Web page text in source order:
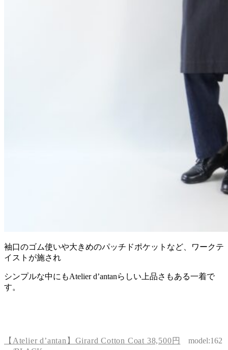
袖口のゴム使いや大きめのパッチドポケットなど、ワークテ
イストが施され
シンプルな中にもAtelier d’antanらしい上品さもある一着で
す。
【Atelier d’antan】Girard Cotton Coat 38,500円
model:162